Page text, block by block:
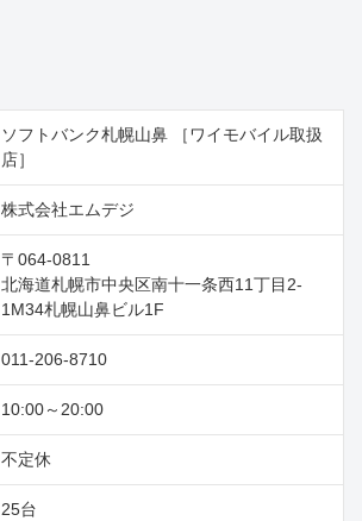
ソフトバンク札幌山鼻 ［ワイモバイル取扱
店］
株式会社エムデジ
〒064-0811
北海道札幌市中央区南十一条西11丁目2‐
1M34札幌山鼻ビル1F
011-206-8710
10:00～20:00
不定休
25台